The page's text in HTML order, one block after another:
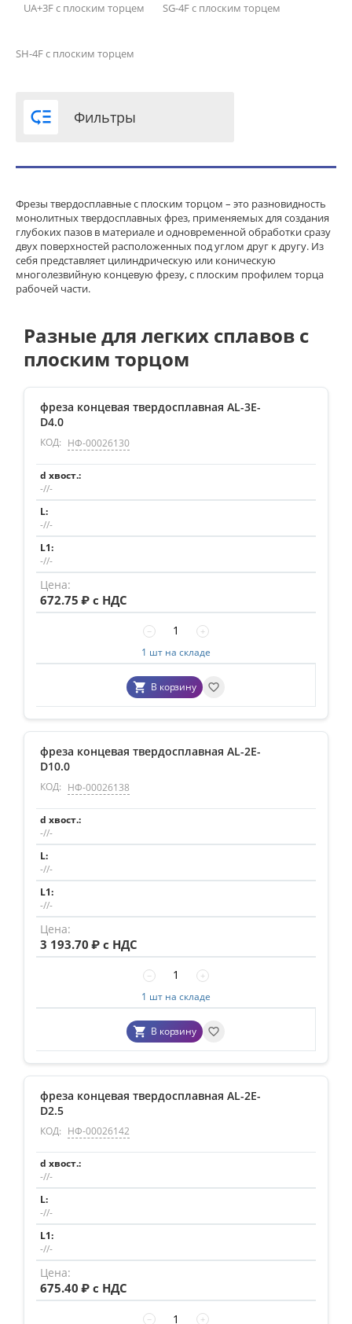
UA+3F с плоским торцем SG-4F с плоским торцем
SH-4F с плоским торцем
 Фильтры
Фрезы твердосплавные с плоским торцом – это разновидность
монолитных твердосплавных фрез, применяемых для создания
глубоких пазов в материале и одновременной обработки сразу
двух поверхностей расположенных под углом друг к другу. Из
себя представляет цилиндрическую или коническую
многолезвийную концевую фрезу, с плоским профилем торца
рабочей части.
Разные для легких сплавов с
плоским торцом
фреза концевая твердосплавная AL-3E-
D4.0
КОД: НФ-00026130
-//-
-//-
-//-
672.75 ₽ с НДС
+
−
1 шт на складе
В корзину
фреза концевая твердосплавная AL-2E-
D10.0
КОД: НФ-00026138
-//-
-//-
-//-
3 193.70 ₽ с НДС
+
−
1 шт на складе
В корзину
фреза концевая твердосплавная AL-2E-
D2.5
КОД: НФ-00026142
-//-
-//-
-//-
675.40 ₽ с НДС
+
−